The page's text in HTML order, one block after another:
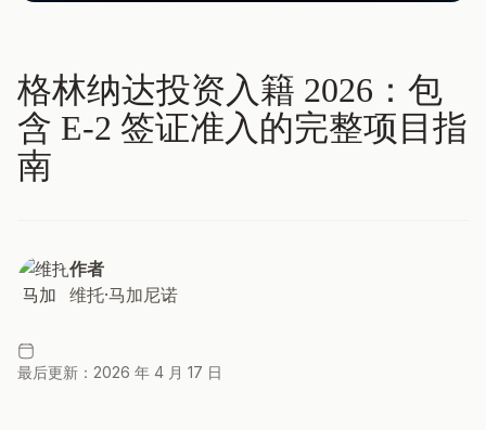
格林纳达投资入籍 2026：包
含 E-2 签证准入的完整项目指
南
作者
维托·马加尼诺
最后更新：2026 年 4 月 17 日